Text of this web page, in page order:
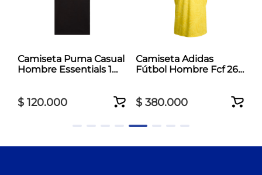
Camiseta Puma Casual
Hombre Essentials 1
$ 120.000
Camiseta Adidas
Fútbol Hombre Fcf 26
$ 380.000